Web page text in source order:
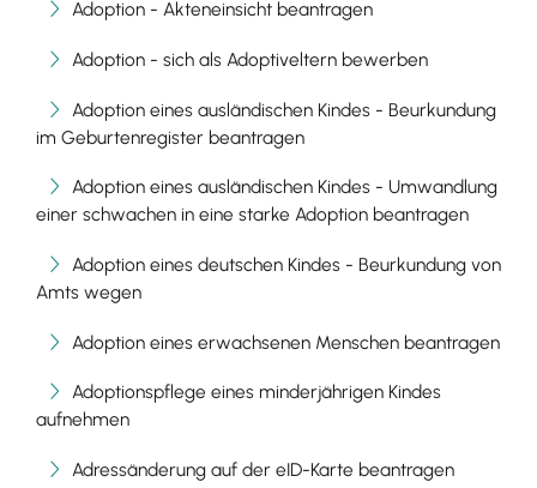
Adoption - Akteneinsicht beantragen
Adoption - sich als Adoptiveltern bewerben
Adoption eines ausländischen Kindes - Beurkundung
im Geburtenregister beantragen
Adoption eines ausländischen Kindes - Umwandlung
einer schwachen in eine starke Adoption beantragen
Adoption eines deutschen Kindes - Beurkundung von
Amts wegen
Adoption eines erwachsenen Menschen beantragen
Adoptionspflege eines minderjährigen Kindes
aufnehmen
Adressänderung auf der eID-Karte beantragen